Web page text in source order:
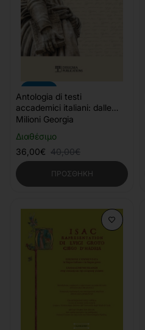
Διαθέσιμο
Antologia di testi
accademici italiani: dalle
parole al pensiero
Milioni Georgia
36,00€ 40,00€
ΠΡΟΣΘΉΚΗ